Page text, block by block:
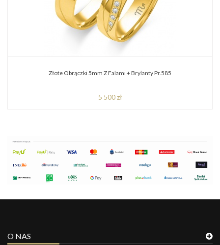
Złote Obrączki 5mm Z Falami + Brylanty Pr.585
5 500 zł
O NAS